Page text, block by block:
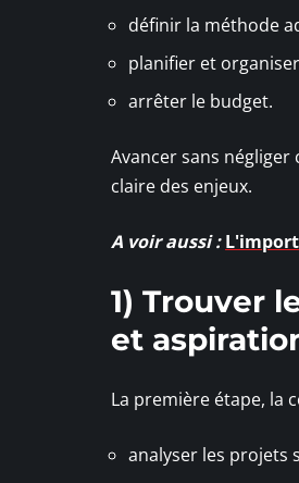
définir la méthode
planifier et
arrêter le budget.
Avancer sans
claire des enjeux.
A voir aussi :
1) Trouver
et
La première étape, la
analyser les projets